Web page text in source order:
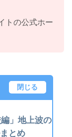
トの公式ホー
閉じる
」地上波の
とめ